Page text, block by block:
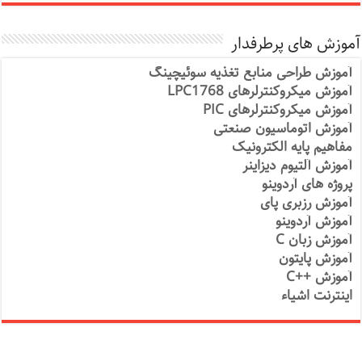
آموزش های پرطرفدار
آموزش طراحی منابع تغذیه سوئیچینگ
آموزش میکروکنترلرهای LPC1768
آموزش میکروکنترلرهای PIC
آموزش اتوماسیون صنعتی
مفاهیم پایه الکترونیک
آموزش آلتیوم دیزاینر
پروژه های آردوینو
آموزش رزبری پای
آموزش آردوینو
آموزش زبان C
آموزش پایتون
آموزش ++C
اینترنت اشیاء